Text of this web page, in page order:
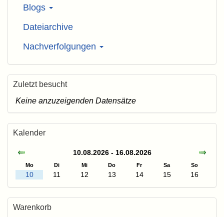
Blogs
Dateiarchive
Nachverfolgungen
Zuletzt besucht
Keine anzuzeigenden Datensätze
Kalender
10.08.2026 - 16.08.2026
Mo Di Mi Do Fr Sa So
10 11 12 13 14 15 16
Warenkorb